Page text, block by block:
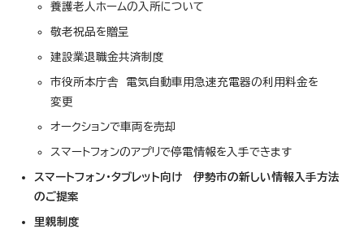
養護老人ホームの入所について
敬老祝品を贈呈
建設業退職金共済制度
市役所本庁舎 電気自動車用急速充電器の利用料金を
変更
オークションで車両を売却
スマートフォンのアプリで停電情報を入手できます
スマートフォン・タブレット向け 伊勢市の新しい情報入手方法
のご提案
里親制度